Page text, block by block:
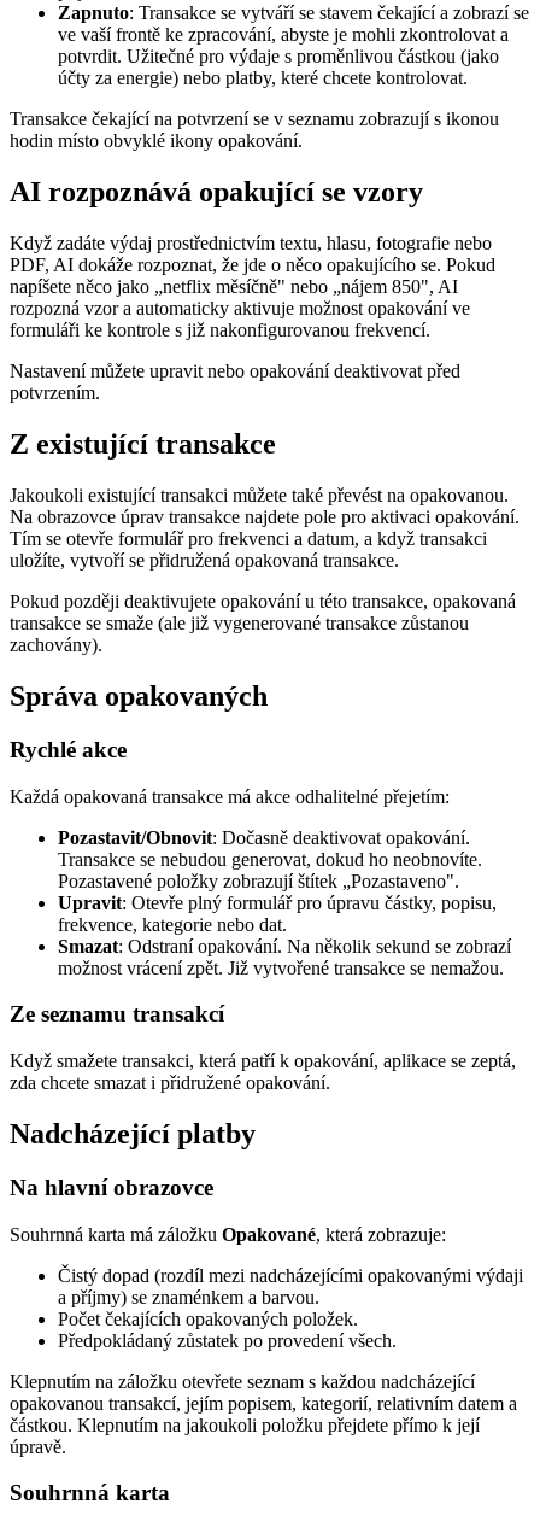
Zapnuto: Transakce se vytváří se stavem čekající a zobrazí se
ve vaší frontě ke zpracování, abyste je mohli zkontrolovat a
potvrdit. Užitečné pro výdaje s proměnlivou částkou (jako
účty za energie) nebo platby, které chcete kontrolovat.
Transakce čekající na potvrzení se v seznamu zobrazují s ikonou
hodin místo obvyklé ikony opakování.
AI rozpoznává opakující se vzory
Když zadáte výdaj prostřednictvím textu, hlasu, fotografie nebo
PDF, AI dokáže rozpoznat, že jde o něco opakujícího se. Pokud
napíšete něco jako „netflix měsíčně" nebo „nájem 850", AI
rozpozná vzor a automaticky aktivuje možnost opakování ve
formuláři ke kontrole s již nakonfigurovanou frekvencí.
Nastavení můžete upravit nebo opakování deaktivovat před
potvrzením.
Z existující transakce
Jakoukoli existující transakci můžete také převést na opakovanou.
Na obrazovce úprav transakce najdete pole pro aktivaci opakování.
Tím se otevře formulář pro frekvenci a datum, a když transakci
uložíte, vytvoří se přidružená opakovaná transakce.
Pokud později deaktivujete opakování u této transakce, opakovaná
transakce se smaže (ale již vygenerované transakce zůstanou
zachovány).
Správa opakovaných
Rychlé akce
Každá opakovaná transakce má akce odhalitelné přejetím:
Pozastavit/Obnovit: Dočasně deaktivovat opakování.
Transakce se nebudou generovat, dokud ho neobnovíte.
Pozastavené položky zobrazují štítek „Pozastaveno".
Upravit: Otevře plný formulář pro úpravu částky, popisu,
frekvence, kategorie nebo dat.
Smazat: Odstraní opakování. Na několik sekund se zobrazí
možnost vrácení zpět. Již vytvořené transakce se nemažou.
Ze seznamu transakcí
Když smažete transakci, která patří k opakování, aplikace se zeptá,
zda chcete smazat i přidružené opakování.
Nadcházející platby
Na hlavní obrazovce
Souhrnná karta má záložku Opakované, která zobrazuje:
Čistý dopad (rozdíl mezi nadcházejícími opakovanými výdaji
a příjmy) se znaménkem a barvou.
Počet čekajících opakovaných položek.
Předpokládaný zůstatek po provedení všech.
Klepnutím na záložku otevřete seznam s každou nadcházející
opakovanou transakcí, jejím popisem, kategorií, relativním datem a
částkou. Klepnutím na jakoukoli položku přejdete přímo k její
úpravě.
Souhrnná karta